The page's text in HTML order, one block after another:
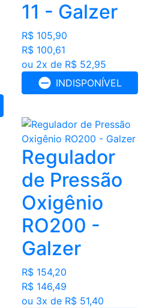
11 - Galzer
R$ 105,90
R$ 100,61
ou 2x de R$ 52,95
INDISPONÍVEL
Regulador
de Pressão
Oxigênio
RO200 -
Galzer
R$ 154,20
R$ 146,49
ou 3x de R$ 51,40